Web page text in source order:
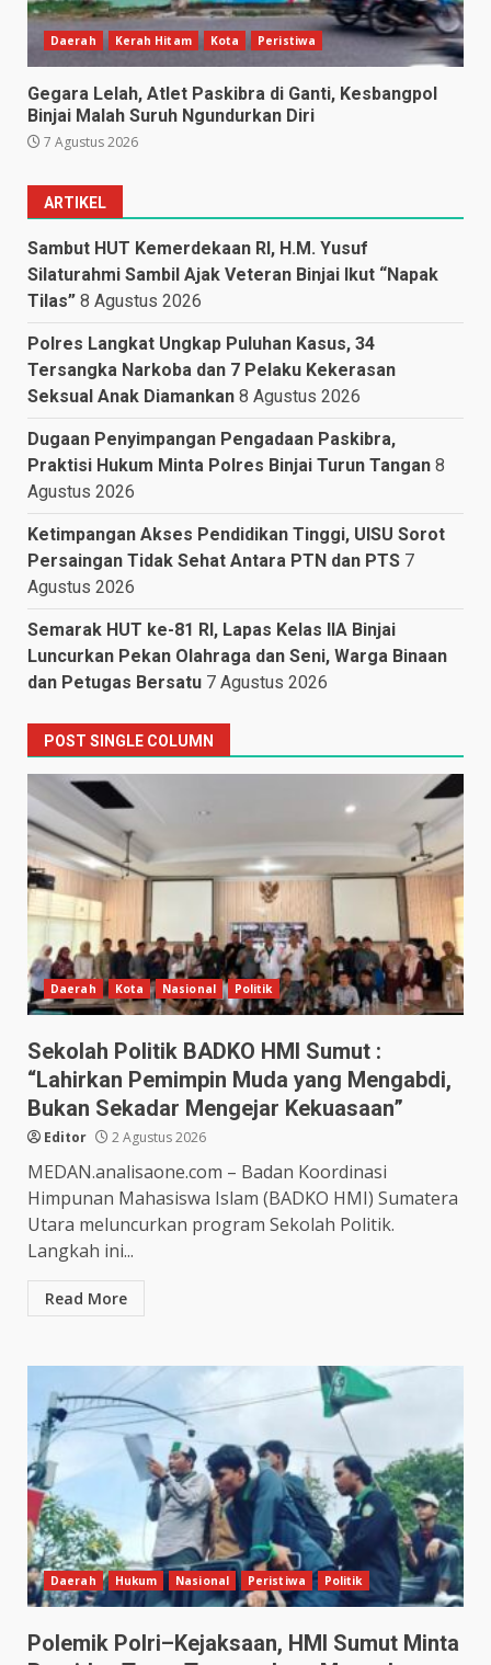
Daerah Kerah Hitam Kota Peristiwa
Gegara Lelah, Atlet Paskibra di Ganti, Kesbangpol
Binjai Malah Suruh Ngundurkan Diri
7 Agustus 2026
ARTIKEL
Sambut HUT Kemerdekaan RI, H.M. Yusuf
Silaturahmi Sambil Ajak Veteran Binjai Ikut “Napak
Tilas” 8 Agustus 2026
Polres Langkat Ungkap Puluhan Kasus, 34
Tersangka Narkoba dan 7 Pelaku Kekerasan
Seksual Anak Diamankan 8 Agustus 2026
Dugaan Penyimpangan Pengadaan Paskibra,
Praktisi Hukum Minta Polres Binjai Turun Tangan 8
Agustus 2026
Ketimpangan Akses Pendidikan Tinggi, UISU Sorot
Persaingan Tidak Sehat Antara PTN dan PTS 7
Agustus 2026
Semarak HUT ke-81 RI, Lapas Kelas IIA Binjai
Luncurkan Pekan Olahraga dan Seni, Warga Binaan
dan Petugas Bersatu 7 Agustus 2026
POST SINGLE COLUMN
Daerah Kota Nasional Politik
Sekolah Politik BADKO HMI Sumut :
“Lahirkan Pemimpin Muda yang Mengabdi,
Bukan Sekadar Mengejar Kekuasaan”
Editor 2 Agustus 2026
MEDAN.analisaone.com – Badan Koordinasi
Himpunan Mahasiswa Islam (BADKO HMI) Sumatera
Utara meluncurkan program Sekolah Politik.
Langkah ini...
Read More
Daerah Hukum Nasional Peristiwa Politik
Polemik Polri–Kejaksaan, HMI Sumut Minta